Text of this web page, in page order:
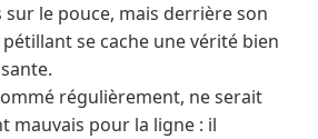
sur le pouce, mais derrière son
se cache une vérité bien
régulièrement, ne serait
mauvais pour la ligne : il